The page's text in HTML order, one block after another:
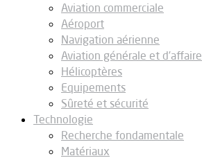
Aviation commerciale
Aéroport
Navigation aérienne
Aviation générale et d’affaire
Hélicoptères
Equipements
Sûreté et sécurité
Technologie
Recherche fondamentale
Matériaux